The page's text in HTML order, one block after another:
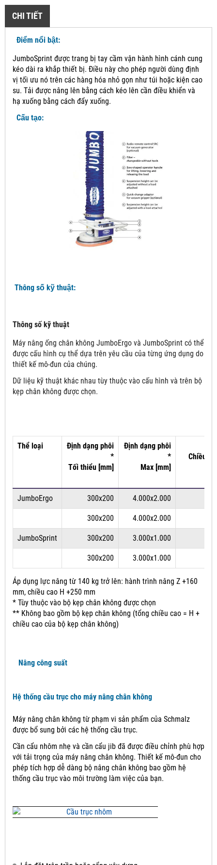
CHI TIẾT
Điểm nổi bật:
JumboSprint được trang bị tay cầm vận hành hình cánh cung
kéo dài ra khắp thiết bị. Điều này cho phép người dùng định
vị tối ưu nó trên các hàng hóa nhỏ gọn như túi hoặc kiện cao
su. Tải được nâng lên bằng cách kéo lên cần điều khiển và
hạ xuống bằng cách đẩy xuống.
Cấu tạo:
Thông số kỹ thuật:
Thông số kỹ thuật
Máy nâng ống chân không JumboErgo và JumboSprint có thể
được cấu hình cụ thể dựa trên yêu cầu của từng ứng dụng do
thiết kế mô-đun của chúng.
Dữ liệu kỹ thuật khác nhau tùy thuộc vào cấu hình và trên bộ
kẹp chân không được chọn.
Thể loại
Định dạng phôi
*
Tối thiểu [mm]
Định dạng phôi
*
Max [mm]
Chiều
JumboErgo 300x200 4.000x2.000
300x200 4.000x2.000
JumboSprint 300x200 3.000x1.000
300x200 3.000x1.000
Áp dụng lực nâng từ 140 kg trở lên: hành trình nâng Z +160
mm, chiều cao H +250 mm
* Tùy thuộc vào bộ kẹp chân không được chọn
** Không bao gồm bộ kẹp chân không (tổng chiều cao = H +
chiều cao của bộ kẹp chân không)
Nâng công suất
Hệ thống cầu trục cho máy nâng chân không
Máy nâng chân không từ phạm vi sản phẩm của Schmalz
được bổ sung bởi các hệ thống cầu trục.
Cần cẩu nhôm nhẹ và cần cẩu jib đã được điều chỉnh phù hợp
với tải trọng của máy nâng chân không. Thiết kế mô-đun cho
phép tích hợp dễ dàng bộ nâng chân không bao gồm hệ
thống cầu trục vào môi trường làm việc của bạn.